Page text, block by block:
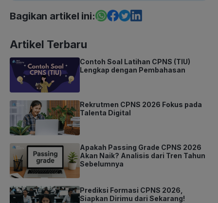
Bagikan artikel ini:
Artikel Terbaru
Contoh Soal Latihan CPNS (TIU)
Lengkap dengan Pembahasan
Rekrutmen CPNS 2026 Fokus pada
Talenta Digital
Apakah Passing Grade CPNS 2026
Akan Naik? Analisis dari Tren Tahun
Sebelumnya
Prediksi Formasi CPNS 2026,
Siapkan Dirimu dari Sekarang!